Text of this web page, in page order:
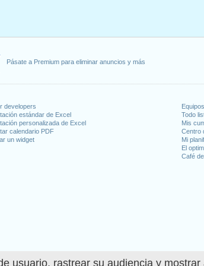
usuario, rastrear su audiencia y mostrar
Pásate a Premium para eliminar anuncios y más
developers
estándar de Excel
personalizada de Excel
calendario PDF
un widget
Equipos
Todo
Mis
Centro
Mi
El
Café
2021
junio 18, 2021
: lunes, julio 5, 2021
11, 2021
25, 2021
diciembre 24, 2021
: viernes, diciembre 31, 2021